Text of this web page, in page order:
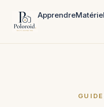
ApprendreMatériel